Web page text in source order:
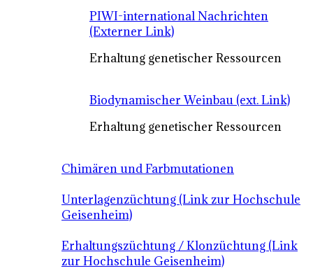
PIWI-international Nachrichten
(Externer Link)
Erhaltung genetischer Ressourcen
Biodynamischer Weinbau (ext. Link)
Erhaltung genetischer Ressourcen
Chimären und Farbmutationen
Unterlagenzüchtung (Link zur Hochschule
Geisenheim)
Erhaltungszüchtung / Klonzüchtung (Link
zur Hochschule Geisenheim)